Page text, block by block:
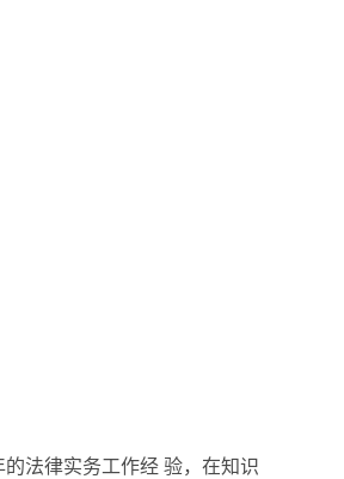
法律实务工作经 验，在知识